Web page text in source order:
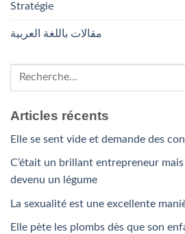
Stratégie
مقالات باللغة العربية
Articles récents
Elle se sent vide et demande des
C’était un brillant entrepreneur
devenu un légume
La sexualité est une excellente
Elle pète les plombs dès que son